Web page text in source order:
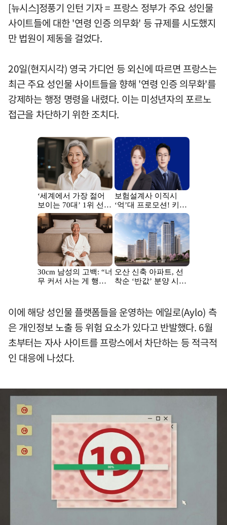
[뉴시스]정풍기 인턴 기자 = 프랑스 정부가 주요 성인물
사이트들에 대한 '연령 인증 의무화' 등 규제를 시도했지
만 법원이 제동을 걸었다.
20일(현지시각) 영국 가디언 등 외신에 따르면 프랑스는
최근 주요 성인물 사이트들을 향해 '연령 인증 의무화'를
강제하는 행정 명령을 내렸다. 이는 미성년자의 포르노
접근을 차단하기 위한 조치다.
이에 해당 성인물 플랫폼들을 운영하는 에일로(Aylo) 측
은 개인정보 노출 등 위험 요소가 있다고 반발했다. 6월
초부터는 자사 사이트를 프랑스에서 차단하는 등 적극적
인 대응에 나섰다.